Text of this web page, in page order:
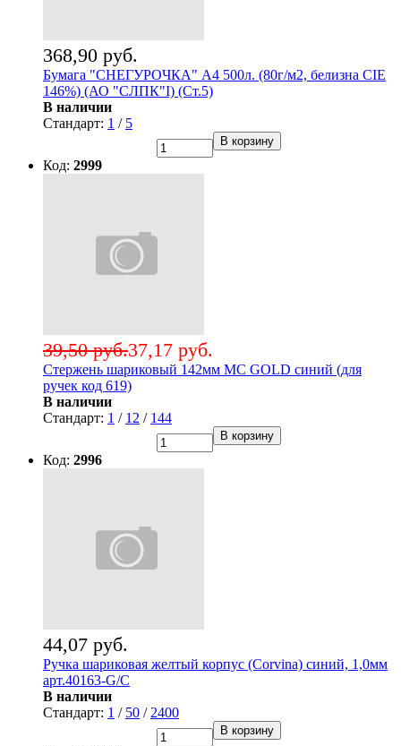
368,90 руб.
Бумага "СНЕГУРОЧКА" А4 500л. (80г/м2, белизна CIE
146%) (АО "СЛПК"I) (Ст.5)
В наличии
Стандарт: 1 / 5
В корзину
Код: 2999
37,17 руб.
39,50 руб.
Стержень шариковый 142мм MC GOLD синий (для
ручек код 619)
В наличии
Стандарт: 1 / 12 / 144
В корзину
Код: 2996
44,07 руб.
Ручка шариковая желтый корпус (Corvina) синий, 1,0мм
арт.40163-G/С
В наличии
Стандарт: 1 / 50 / 2400
В корзину